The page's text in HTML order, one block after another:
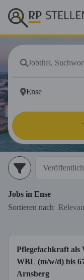
Jobs in Ense
Sortieren nach
Pflegefachkraft als
WBL (m/w/d) bis
Arnsberg